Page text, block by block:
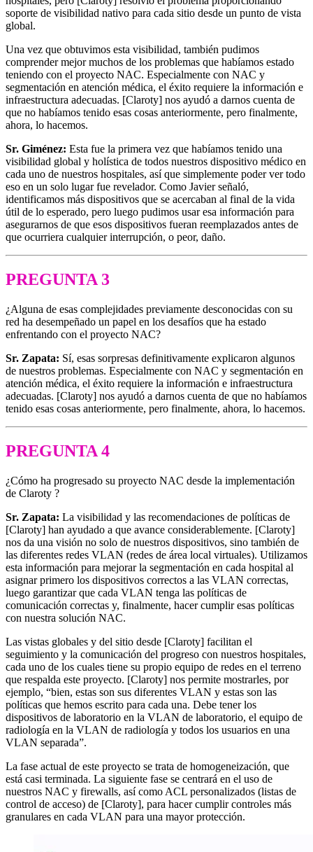
soporte de visibilidad nativo para cada sitio desde un punto de vista
global.
Una vez que obtuvimos esta visibilidad, también pudimos
comprender mejor muchos de los problemas que habíamos estado
teniendo con el proyecto NAC. Especialmente con NAC y
segmentación en atención médica, el éxito requiere la información e
infraestructura adecuadas. [Claroty] nos ayudó a darnos cuenta de
que no habíamos tenido esas cosas anteriormente, pero finalmente,
ahora, lo hacemos.
Sr. Giménez: Esta fue la primera vez que habíamos tenido una
visibilidad global y holística de todos nuestros dispositivo médico en
cada uno de nuestros hospitales, así que simplemente poder ver todo
eso en un solo lugar fue revelador. Como Javier señaló,
identificamos más dispositivos que se acercaban al final de la vida
útil de lo esperado, pero luego pudimos usar esa información para
asegurarnos de que esos dispositivos fueran reemplazados antes de
que ocurriera cualquier interrupción, o peor, daño.
PREGUNTA 3
¿Alguna de esas complejidades previamente desconocidas con su
red ha desempeñado un papel en los desafíos que ha estado
enfrentando con el proyecto NAC?
Sr. Zapata: Sí, esas sorpresas definitivamente explicaron algunos
de nuestros problemas. Especialmente con NAC y segmentación en
atención médica, el éxito requiere la información e infraestructura
adecuadas. [Claroty] nos ayudó a darnos cuenta de que no habíamos
tenido esas cosas anteriormente, pero finalmente, ahora, lo hacemos.
PREGUNTA 4
¿Cómo ha progresado su proyecto NAC desde la implementación
de Claroty ?
Sr. Zapata: La visibilidad y las recomendaciones de políticas de
[Claroty] han ayudado a que avance considerablemente. [Claroty]
nos da una visión no solo de nuestros dispositivos, sino también de
las diferentes redes VLAN (redes de área local virtuales). Utilizamos
esta información para mejorar la segmentación en cada hospital al
asignar primero los dispositivos correctos a las VLAN correctas,
luego garantizar que cada VLAN tenga las políticas de
comunicación correctas y, finalmente, hacer cumplir esas políticas
con nuestra solución NAC.
Las vistas globales y del sitio desde [Claroty] facilitan el
seguimiento y la comunicación del progreso con nuestros hospitales,
cada uno de los cuales tiene su propio equipo de redes en el terreno
que respalda este proyecto. [Claroty] nos permite mostrarles, por
ejemplo, “bien, estas son sus diferentes VLAN y estas son las
políticas que hemos escrito para cada una. Debe tener los
dispositivos de laboratorio en la VLAN de laboratorio, el equipo de
radiología en la VLAN de radiología y todos los usuarios en una
VLAN separada”.
La fase actual de este proyecto se trata de homogeneización, que
está casi terminada. La siguiente fase se centrará en el uso de
nuestros NAC y firewalls, así como ACL personalizados (listas de
control de acceso) de [Claroty], para hacer cumplir controles más
granulares en cada VLAN para una mayor protección.